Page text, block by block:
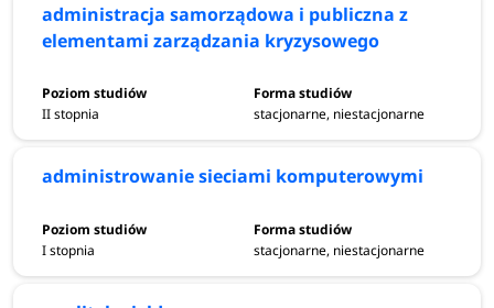
administracja samorządowa i publiczna z
elementami zarządzania kryzysowego
II stopnia stacjonarne, niestacjonarne
administrowanie sieciami komputerowymi
I stopnia stacjonarne, niestacjonarne